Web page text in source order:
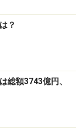
？
総額3743億円、